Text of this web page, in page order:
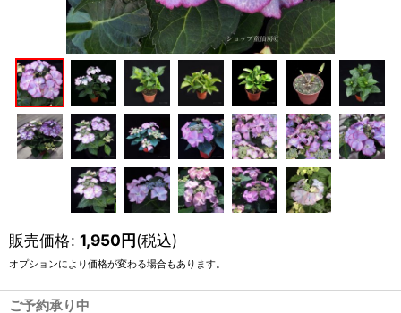
販売価格: 1,950円(税込)
オプションにより価格が変わる場合もあります。
ご予約承り中